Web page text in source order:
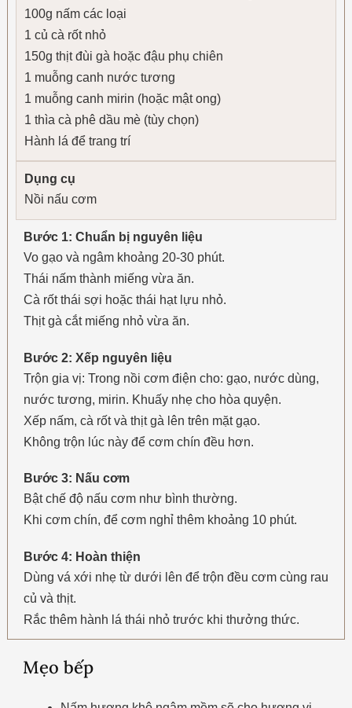
100g nấm các loại
1 củ cà rốt nhỏ
150g thịt đùi gà hoặc đậu phụ chiên
1 muỗng canh nước tương
1 muỗng canh mirin (hoặc mật ong)
1 thìa cà phê dầu mè (tùy chọn)
Hành lá để trang trí
Dụng cụ
Nồi nấu cơm
Bước 1: Chuẩn bị nguyên liệu
Vo gạo và ngâm khoảng 20-30 phút.
Thái nấm thành miếng vừa ăn.
Cà rốt thái sợi hoặc thái hạt lựu nhỏ.
Thịt gà cắt miếng nhỏ vừa ăn.
Bước 2: Xếp nguyên liệu
Trộn gia vị: Trong nồi cơm điện cho: gạo, nước dùng,
nước tương, mirin. Khuấy nhẹ cho hòa quyện.
Xếp nấm, cà rốt và thịt gà lên trên mặt gạo.
Không trộn lúc này để cơm chín đều hơn.
Bước 3: Nấu cơm
Bật chế độ nấu cơm như bình thường.
Khi cơm chín, để cơm nghỉ thêm khoảng 10 phút.
Bước 4: Hoàn thiện
Dùng vá xới nhẹ từ dưới lên để trộn đều cơm cùng rau
củ và thịt.
Rắc thêm hành lá thái nhỏ trước khi thưởng thức.
Mẹo bếp